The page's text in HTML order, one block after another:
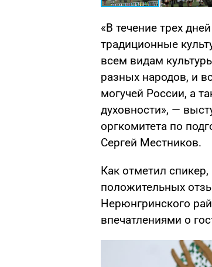
«В течение трех
традиционные
всем видам
разных народов, и
могучей России, а
духовности», —
оргкомитета по
Сергей Местников.
Как отметил
положительных
Нерюнгринского
впечатлениями о